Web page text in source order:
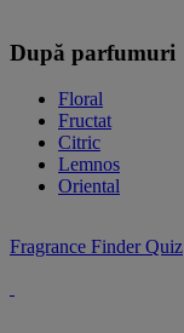
După parfumuri
Floral
Fructat
Citric
Lemnos
Oriental
Fragrance Finder Quiz